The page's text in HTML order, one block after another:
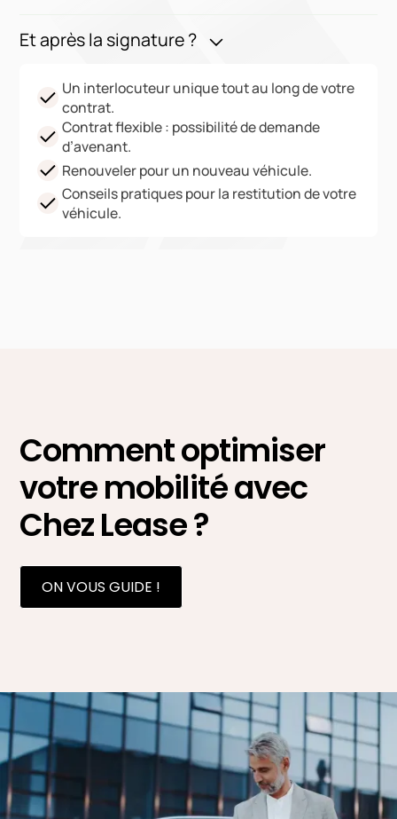
Et après la signature ?
Un interlocuteur unique tout au long de votre
contrat.
Contrat flexible : possibilité de demande
d’avenant.
Renouveler pour un nouveau véhicule.
Conseils pratiques pour la restitution de votre
véhicule.
Comment optimiser
votre mobilité avec
Chez Lease ?
ON VOUS GUIDE !